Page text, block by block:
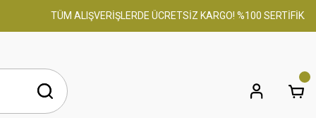
TÜM ALIŞVERİŞLERDE ÜCRETSİZ KARGO! %100 SERTİFİKALI